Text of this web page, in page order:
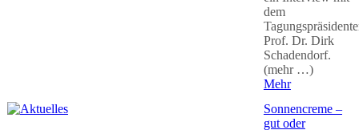
dem
Prof. Dr. Dirk
Schadendorf.
(mehr …)
Mehr
Sonnencreme –
gut oder